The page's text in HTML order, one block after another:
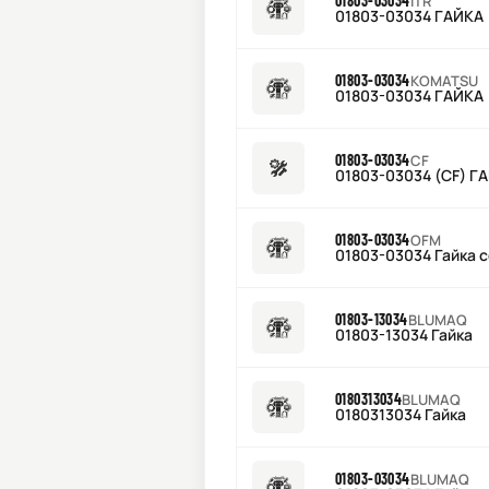
01803-03034 ГАЙКА
01803-03034KOMATSU
01803-03034 ГАЙКА
01803-03034CF
01803-03034 (CF)
01803-03034OFM
01803-03034 Гайка
01803-13034BLUMAQ
01803-13034 Гайка
0180313034BLUMAQ
0180313034 Гайка
01803-03034BLUMAQ